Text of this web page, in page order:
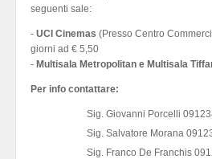
seguenti sale:
- UCI Cinemas (Presso Centro
giorni ad € 5,50
- Multisala Metropolitan e Multisala
Per info contattare:
Sig. Giovanni Porcelli
Sig. Salvatore Morana
Sig. Franco De Franchis